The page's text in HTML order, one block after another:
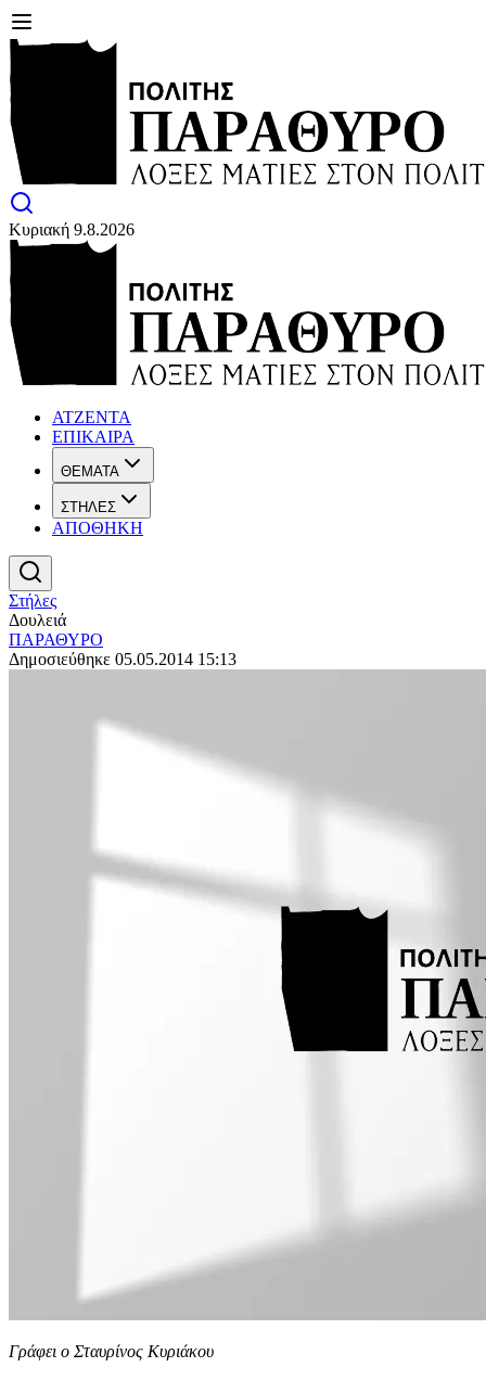
Κυριακή 9.8.2026
ΑΤΖΕΝΤΑ
ΕΠΙΚΑΙΡΑ
ΘΕΜΑΤΑ
ΣΤΗΛΕΣ
ΑΠΟΘΗΚΗ
Στήλες
Δουλειά
ΠΑΡΑΘΥΡΟ
Δημοσιεύθηκε 05.05.2014 15:13
Γράφει ο Σταυρίνος Κυριάκου